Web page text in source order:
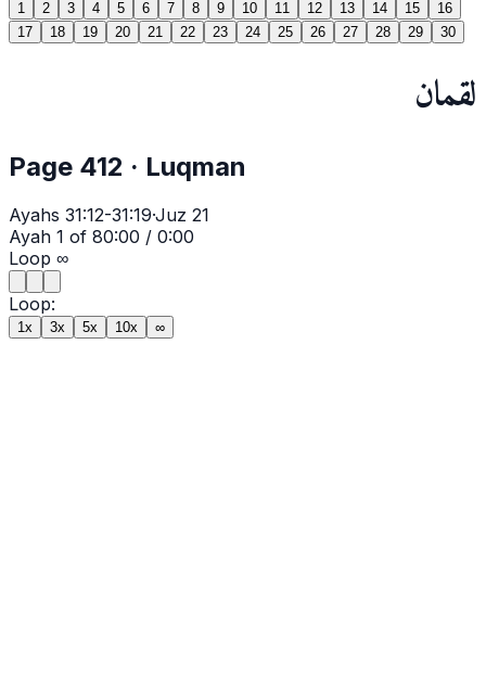
1 2 3 4 5 6 7 8 9 10 11 12 13 14 15
16
17
18 19 20 21 22 23 24 25 26 27 28 29 30
لقمان
Page 412 · Luqman
Ayahs 31:12-31:19·Juz 21
Ayah 1 of 80:00 / 0:00
Loop ∞
Loop:
1x 3x 5x 10x ∞